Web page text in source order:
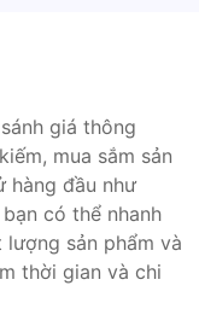
giá thông
mua sắm sản
hàng đầu như
có thể nhanh
sản phẩm và
thời gian và chi